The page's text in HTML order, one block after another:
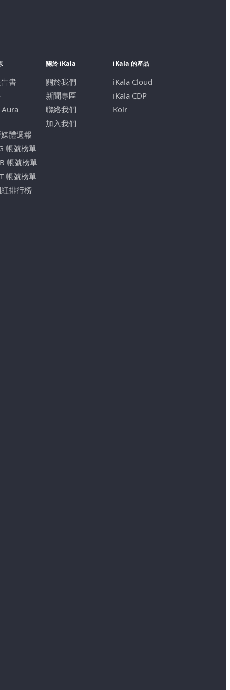
書
體週報
帳號榜單
帳號榜單
帳號榜單
排行榜
關於 iKala
關於我們
新聞專區
聯絡我們
加入我們
iKala 的產品
iKala Cloud
iKala CDP
Kolr